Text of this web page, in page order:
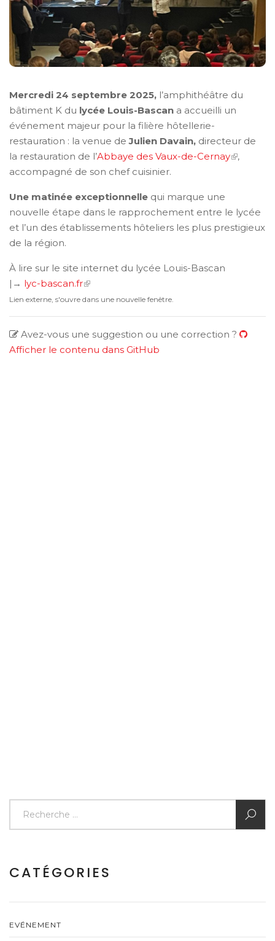
Mercredi 24 septembre 2025, l’amphithéâtre du
bâtiment K du lycée Louis-Bascan a accueilli un
événement majeur pour la filière hôtellerie-
restauration : la venue deJulien Davain, directeur de
la restauration de l’Abbaye des Vaux-de-Cernay
,
accompagné de son chef cuisinier.
Une matinée exceptionnelle qui marque une
nouvelle étape dans le rapprochement entre le lycée
et l’un des établissements hôteliers les plus prestigieux
de la région.
À lire sur le site internet du lycée Louis-Bascan
|→ lyc-bascan.fr
Lien externe, s'ouvre dans une nouvelle fenêtre.
Avez-vous une suggestion ou une correction ?
Afficher le contenu dans GitHub
CATÉGORIES
EVÉNEMENT